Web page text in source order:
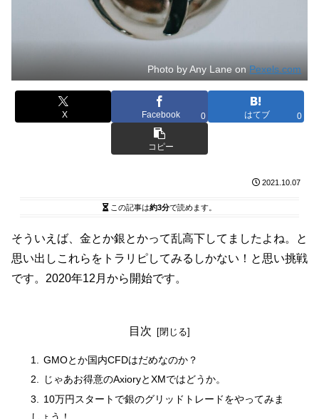
Photo by Any Lane on Pexels.com
X Facebook 0 はてブ 0
コピー
2021.10.07
この記事は約3分で読めます。
そういえば、金とか銀とかって乱高下してましたよね。と
思い出しこれらをトラリピしてみるしかない！と思い挑戦
です。2020年12月から開始です。
目次
GMOとか国内CFDはだめなのか？
じゃあお得意のAxioryとXMではどうか。
10万円スタートで銀のグリッドトレードをやってみま